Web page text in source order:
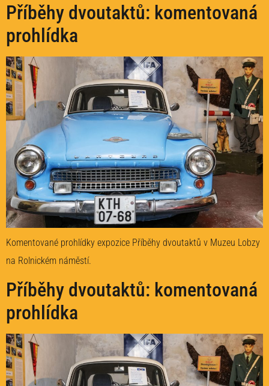
Příběhy dvoutaktů: komentovaná
prohlídka
Komentované prohlídky expozice Příběhy dvoutaktů v Muzeu Lobzy
na Rolnickém náměstí.
Příběhy dvoutaktů: komentovaná
prohlídka